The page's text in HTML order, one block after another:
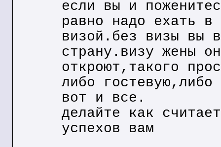
если вы и
равно надо ехать в
визой.без визы вы
страну.визу жены
откроют,такого
либо гостевую,либо
вот и все.
делайте как
успехов вам